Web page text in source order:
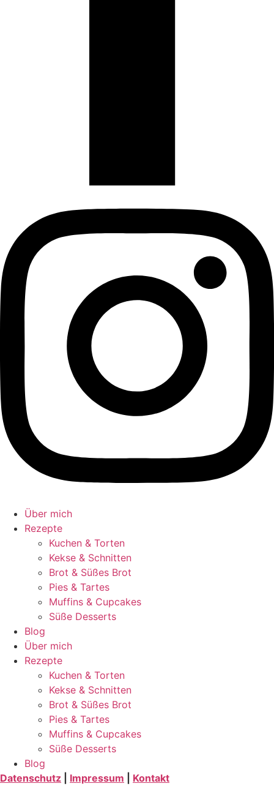
Über mich
Rezepte
Kuchen & Torten
Kekse & Schnitten
Brot & Süßes Brot
Pies & Tartes
Muffins & Cupcakes
Süße Desserts
Blog
Über mich
Rezepte
Kuchen & Torten
Kekse & Schnitten
Brot & Süßes Brot
Pies & Tartes
Muffins & Cupcakes
Süße Desserts
Blog
Datenschutz
Impressum
Kontakt